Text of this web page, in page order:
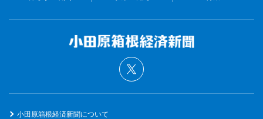
小田原箱根経済新聞について